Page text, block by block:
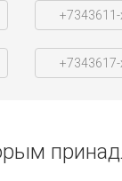
+7343611-
+7343617-